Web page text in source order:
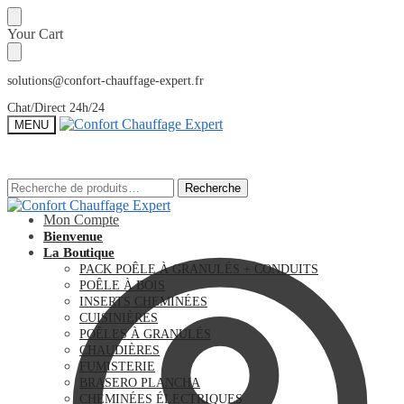
Sauter
à
la
navigation
Skip
to
content
Your Cart
solutions@confort-chauffage-expert.fr
Chat/Direct 24h/24
MENU
Recherche
pour :
Recherche
Mon Compte
Recherche
pour :
Recherche
Bienvenue
La Boutique
PACK POÊLE À GRANULÉS + CONDUITS
POÊLE À BOIS
INSERTS CHEMINÉES
CUISINIÈRES
POÊLES À GRANULÉS
CHAUDIÈRES
FUMISTERIE
BRASERO PLANCHA
CHEMINÉES ÉLECTRIQUES